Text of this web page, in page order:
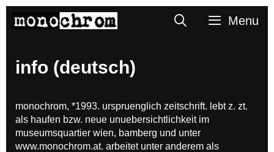
SearchMenu
info (deutsch)
monochrom, *1993. urspruenglich zeitschrift. lebt z. zt.
als haufen bzw. neue unuebersichtlichkeit im
museumsquartier wien, bamberg und unter
www.monochrom.at. arbeitet unter anderem als